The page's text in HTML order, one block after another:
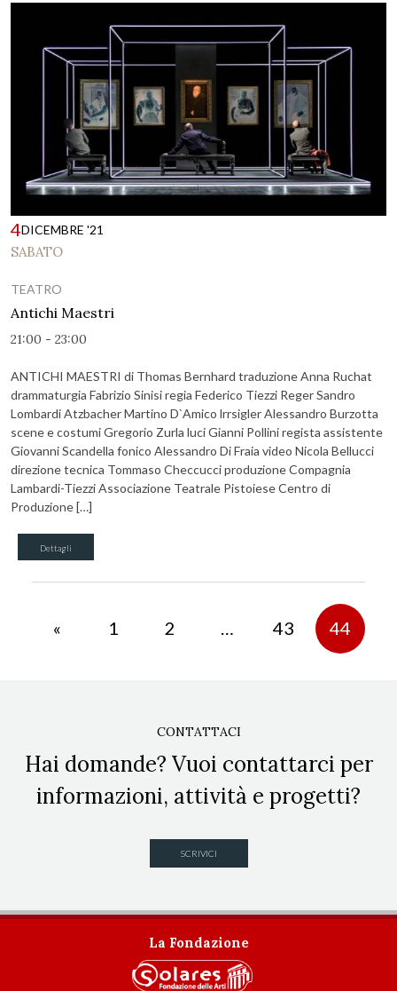
4DICEMBRE '21
SABATO
TEATRO
Antichi Maestri
21:00 - 23:00
ANTICHI MAESTRI di Thomas Bernhard traduzione Anna Ruchat
drammaturgia Fabrizio Sinisi regia Federico Tiezzi Reger Sandro
Lombardi Atzbacher Martino D`Amico lrrsigler Alessandro Burzotta
scene e costumi Gregorio Zurla luci Gianni Pollini regista assistente
Giovanni Scandella fonico Alessandro Di Fraia video Nicola Bellucci
direzione tecnica Tommaso Checcucci produzione Compagnia
Lambardi-Tiezzi Associazione Teatrale Pistoiese Centro di
Produzione […]
Dettagli
« 1 2 … 43 44
CONTATTACI
Hai domande? Vuoi contattarci per
informazioni, attività e progetti?
SCRIVICI
La Fondazione